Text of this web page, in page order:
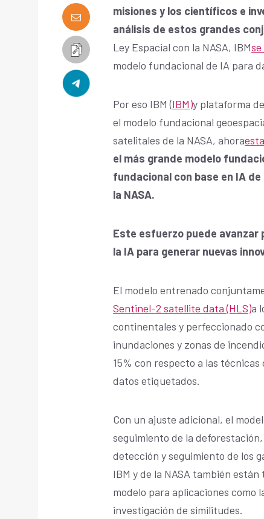
misiones y los científicos e
análisis de estos grandes
Ley Espacial con la NASA, IBM
modelo fundacional de IA para
Por eso IBM (IBM)y plataforma
el modelo fundacional
satelitales de la NASA, ahora
el más grande modelo
fundacional con base en IA
la NASA.
Este esfuerzo puede avanzar
la IA para generar nuevas
El modelo entrenado
Sentinel-2 satellite data (HLS)a
continentales y perfeccionado
inundaciones y zonas de
15% con respecto a las
datos etiquetados.
Con un ajuste adicional, el
seguimiento de la
detección y seguimiento de los
IBM y de la NASA también
modelo para aplicaciones como
investigación de similitudes.